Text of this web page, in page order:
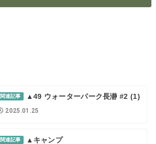
関連記事 ▲49 ウォーターパーク長瀞 #2 (1)
2025.01.25
関連記事 ▲キャンプ